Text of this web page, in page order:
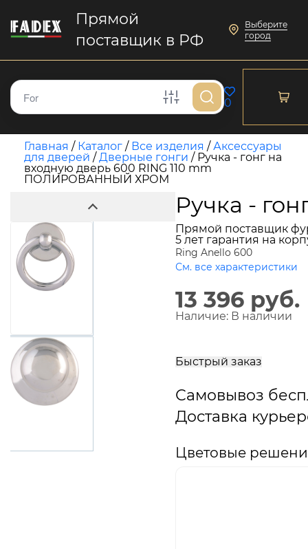
Прямой
поставщик в РФ
Выберите
город
0
Главная / Каталог / Все изделия /Аксессуары
для дверей /Дверные гонги / Ручка - гонг на
входную дверь 600 RING 110 mm
ПОЛИРОВАННЫЙ ХРОМ
Ручка -
Прямой поставщик
5 лет гарантия на
Ring Anello 600
См. все характеристики
13 396 руб.
Наличие: В наличии
Быстрый заказ
Самовывоз
Доставка
Цветовые